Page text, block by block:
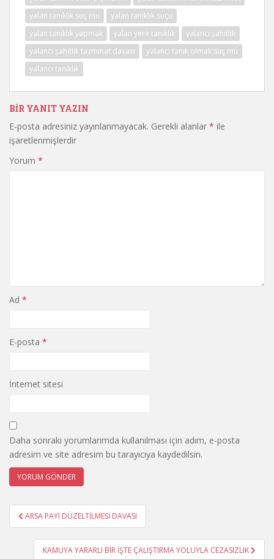
yalan tanıklık suç mu
yalan tanıklık suçu
yalan tanıklık yapmak
yalan yere tanıklık
yalancı şahitlik
yalancı şahitlik tazminat davası
yalancı tanık olmak suç mu
yalancı tanıklık
BIR YANIT YAZIN
E-posta adresiniz yayınlanmayacak. Gerekli alanlar * ile
işaretlenmişlerdir
Yorum *
Ad *
E-posta *
İnternet sitesi
Daha sonraki yorumlarımda kullanılması için adım, e-posta
adresim ve site adresim bu tarayıcıya kaydedilsin.
Yazı
gezinmesi
ARSA PAYI DÜZELTİLMESİ DAVASI
KAMUYA YARARLI BİR İŞTE ÇALIŞTIRMA YOLUYLA CEZASIZLIK